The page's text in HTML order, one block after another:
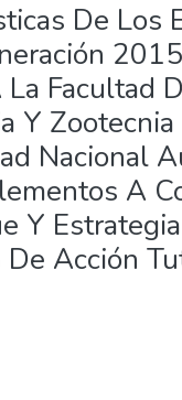
De Los
Facultad
Y Zootecnia
Nacional
A
Y
De Acción